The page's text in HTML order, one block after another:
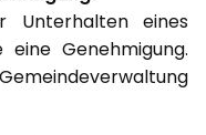
Unterhalten eines
Genehmigung.